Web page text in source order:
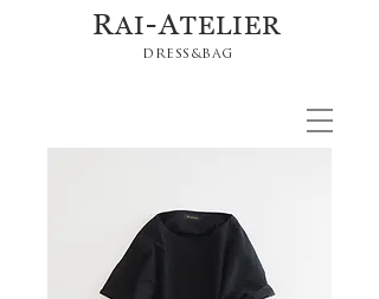
RAI-ATELIER
DRESS&BAG